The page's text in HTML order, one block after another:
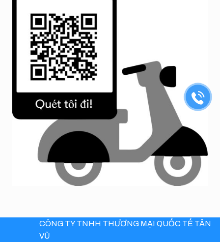
CÔNG TY TNHH THƯƠNG MẠI QUỐC TẾ TÂN
VŨ